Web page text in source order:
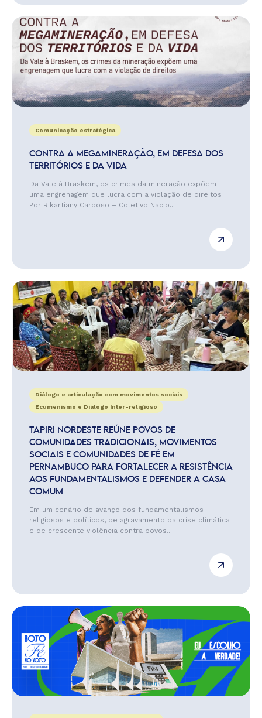
Comunicação estratégica
CONTRA A MEGAMINERAÇÃO, EM DEFESA DOS
TERRITÓRIOS E DA VIDA
Da Vale à Braskem, os crimes da mineração expõem
uma engrenagem que lucra com a violação de direitos
Por Rikartiany Cardoso – Coletivo Nacio...
Diálogo e articulação com movimentos sociais
Ecumenismo e Diálogo Inter-religioso
TAPIRI NORDESTE REÚNE POVOS DE
COMUNIDADES TRADICIONAIS, MOVIMENTOS
SOCIAIS E COMUNIDADES DE FÉ EM
PERNAMBUCO PARA FORTALECER A RESISTÊNCIA
AOS FUNDAMENTALISMOS E DEFENDER A CASA
COMUM
Em um cenário de avanço dos fundamentalismos
religiosos e políticos, de agravamento da crise climática
e de crescente violência contra povos...